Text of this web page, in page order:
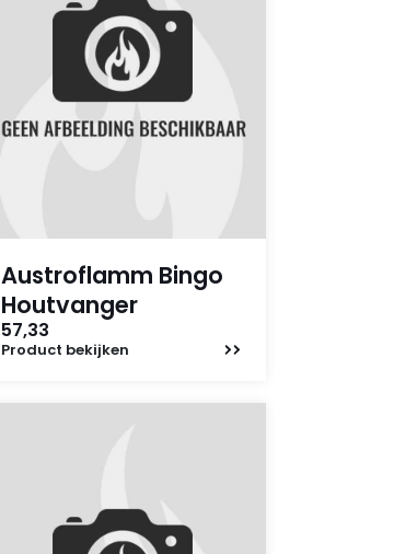
Austroflamm Bingo
Houtvanger
57,33
Product bekijken